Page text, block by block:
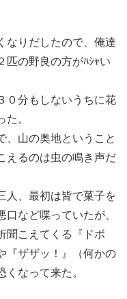
なりだしたので、俺達
匹の野良の方がﾊｼｬい
０分もしないうちに花
。
、山の奥地ということ
えるのは虫の鳴き声だ
人、最初は皆で菓子を
など喋っていたが、
聞こえてくる『ドボ
『ザザッ！』（何かの
なって来た。